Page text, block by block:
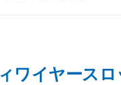
ワイヤースロ